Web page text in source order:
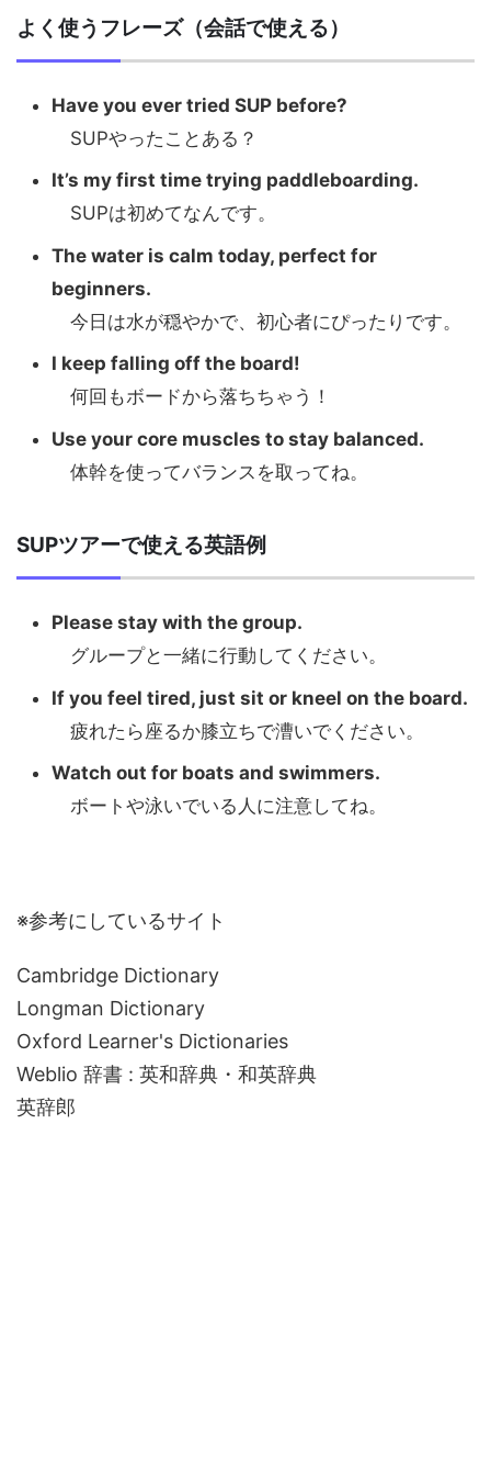
よく使うフレーズ（会話で使える）
Have you ever tried SUP before?
SUPやったことある？
It’s my first time trying paddleboarding.
SUPは初めてなんです。
The water is calm today, perfect for
beginners.
今日は水が穏やかで、初心者にぴったりです。
I keep falling off the board!
何回もボードから落ちちゃう！
Use your core muscles to stay balanced.
体幹を使ってバランスを取ってね。
SUPツアーで使える英語例
Please stay with the group.
グループと一緒に行動してください。
If you feel tired, just sit or kneel on the board.
疲れたら座るか膝立ちで漕いでください。
Watch out for boats and swimmers.
ボートや泳いでいる人に注意してね。
※参考にしているサイト
Cambridge Dictionary
Longman Dictionary
Oxford Learner's Dictionaries
Weblio 辞書 : 英和辞典・和英辞典
英辞郎